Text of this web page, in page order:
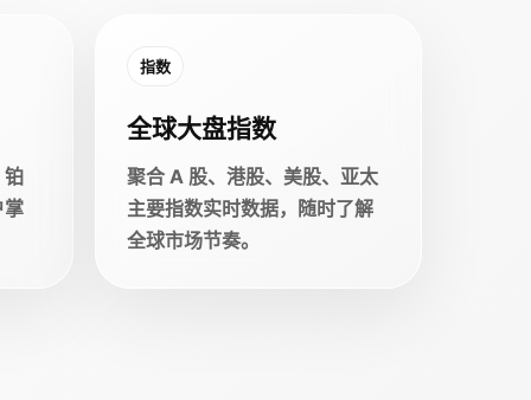
铂
掌
指数
全球大盘指数
聚合 A 股、港股、美股、亚太
主要指数实时数据，随时了解
全球市场节奏。